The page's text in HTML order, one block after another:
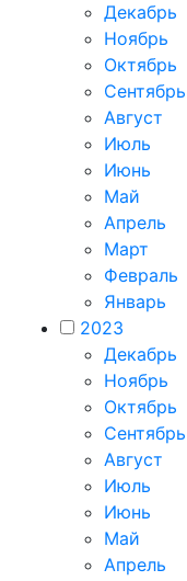
Декабрь
Ноябрь
Октябрь
Сентябрь
Август
Июль
Июнь
Май
Апрель
Март
Февраль
Январь
2023
Декабрь
Ноябрь
Октябрь
Сентябрь
Август
Июль
Июнь
Май
Апрель